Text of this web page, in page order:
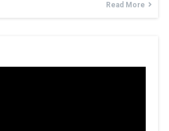
Read More